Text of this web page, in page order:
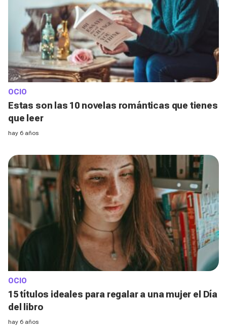
OCIO
Estas son las 10 novelas románticas que tienes
que leer
hay 6 años
OCIO
15 títulos ideales para regalar a una mujer el Día
del libro
hay 6 años